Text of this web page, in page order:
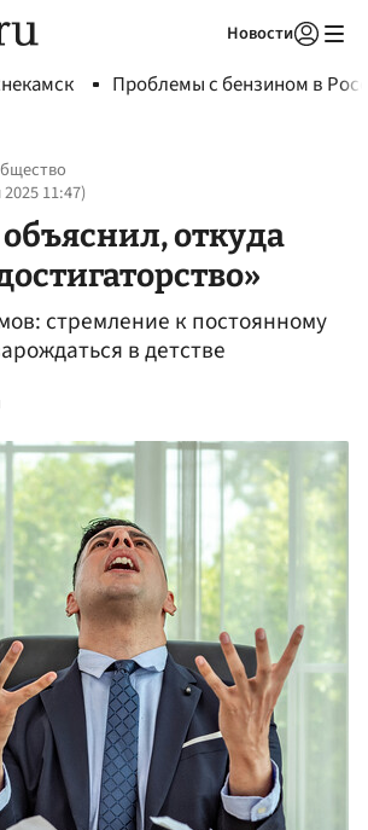
Новости
Проблемы с бензином в
11:47)
откуда
стремление к постоянному
в детстве